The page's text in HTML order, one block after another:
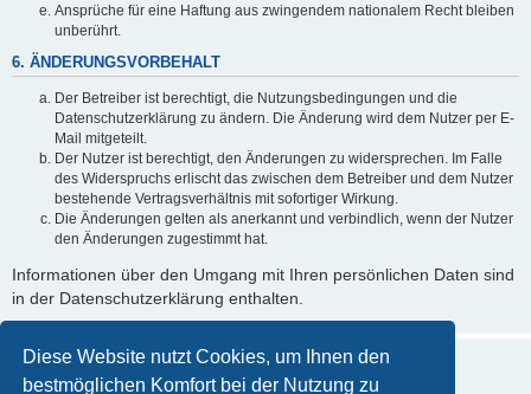
Diese Website nutzt Cookies, um Ihnen den
bestmöglichen Komfort bei der Nutzung zu
Ansprüche für eine Haftung aus zwingendem nationalem Recht bleiben
unberührt.
6. ÄNDERUNGSVORBEHALT
Der Betreiber ist berechtigt, die Nutzungsbedingungen und die
Datenschutzerklärung zu ändern. Die Änderung wird dem Nutzer per E-
Mail mitgeteilt.
Der Nutzer ist berechtigt, den Änderungen zu widersprechen. Im Falle
des Widerspruchs erlischt das zwischen dem Betreiber und dem Nutzer
bestehende Vertragsverhältnis mit sofortiger Wirkung.
Die Änderungen gelten als anerkannt und verbindlich, wenn der Nutzer
den Änderungen zugestimmt hat.
Informationen über den Umgang mit Ihren persönlichen Daten sind
in der Datenschutzerklärung enthalten.